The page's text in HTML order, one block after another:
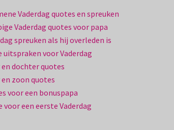
Vaderdag quotes en spreuken
Vaderdag quotes voor papa
spreuken als hij overleden is
uitspraken voor Vaderdag
en dochter quotes
en zoon quotes
voor een bonuspapa
voor een eerste Vaderdag